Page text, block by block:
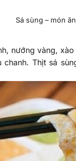
Sá sùng – món
nướng vàng,
Thịt sá